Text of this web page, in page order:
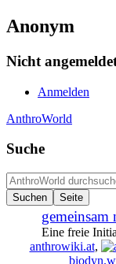
Anonym
Nicht
Anmelden
AnthroWorld
Suche
gemeinsam
Eine freie
anthrowiki.at,